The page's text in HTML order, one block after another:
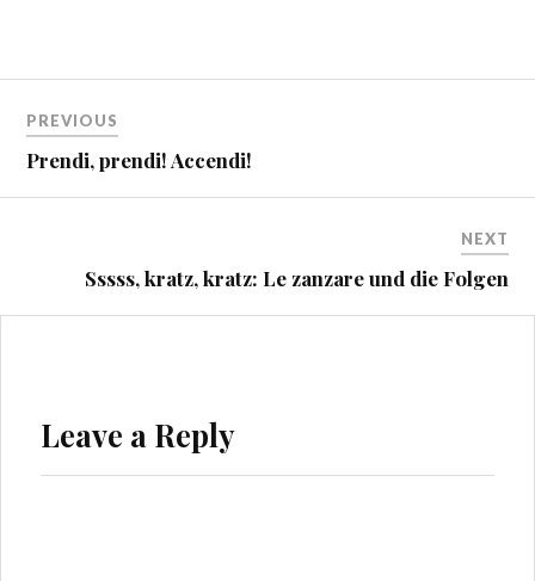
PREVIOUS
Prendi, prendi! Accendi!
NEXT
Sssss, kratz, kratz: Le zanzare und die Folgen
Leave a Reply